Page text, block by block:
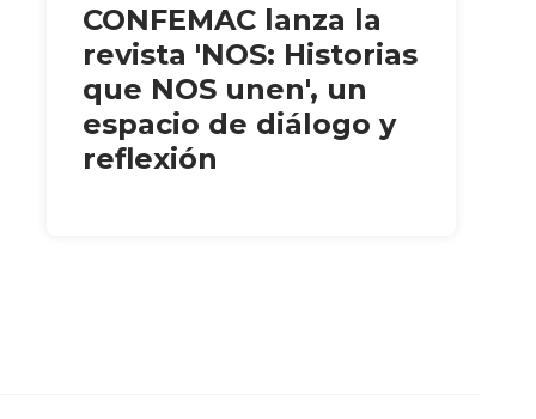
CONFEMAC lanza la
revista 'NOS: Historias
que NOS unen', un
espacio de diálogo y
reflexión